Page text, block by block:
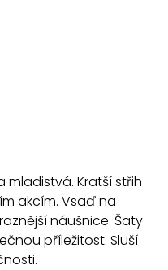
mladistvá. Kratší střih
akcím. Vsaď na
náušnice. Šaty
příležitost. Sluší